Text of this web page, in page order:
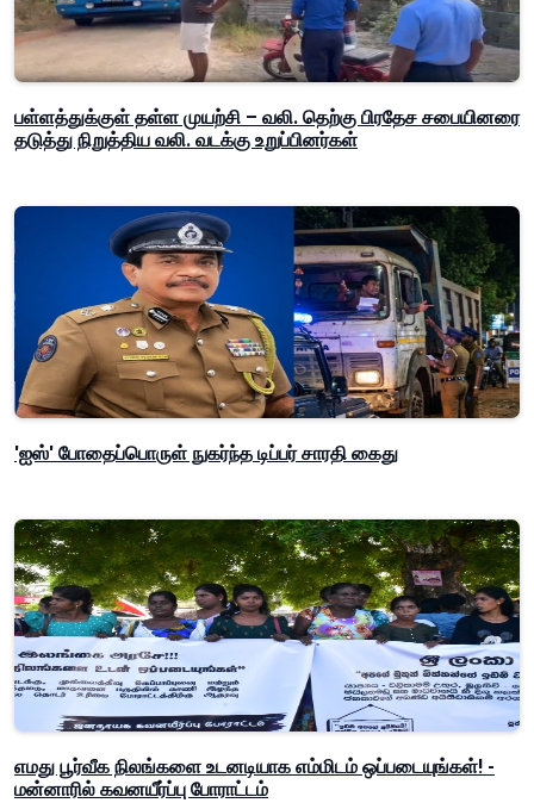
பள்ளத்துக்குள் தள்ள முயற்சி – வலி. தெற்கு பிரதேச சபையினரை
தடுத்து நிறுத்திய வலி. வடக்கு உறுப்பினர்கள்
'ஐஸ்' போதைப்பொருள் நுகர்ந்த டிப்பர் சாரதி கைது
எமது பூர்வீக நிலங்களை உடனடியாக எம்மிடம் ஒப்படையுங்கள்! -
மன்னாரில் கவனயீர்ப்பு போராட்டம்